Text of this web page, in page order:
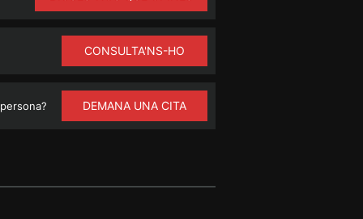
CONSULTA'NS-HO
DEMANA UNA CITA